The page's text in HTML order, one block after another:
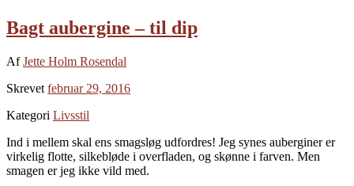
Bagt aubergine – til dip
AfJette Holm Rosendal
Skrevet februar 29, 2016
Kategori Livsstil
Ind i mellem skal ens smagsløg udfordres! Jeg synes auberginer er
virkelig flotte, silkebløde i overfladen, og skønne i farven. Men
smagen er jeg ikke vild med.